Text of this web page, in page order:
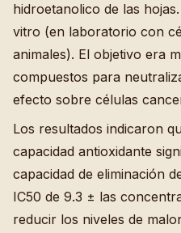
hidroetanolico de las
vitro (en laboratorio con
animales). El objetivo era
compuestos para
efecto sobre células
Los resultados indicaron
capacidad antioxidante
capacidad de eliminación
IC50 de 9.3 ± las
reducir los niveles de